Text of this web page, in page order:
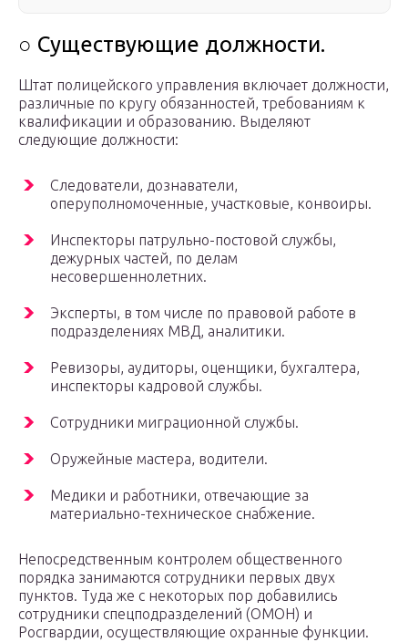
○ Существующие должности.
Штат полицейского управления включает должности,
различные по кругу обязанностей, требованиям к
квалификации и образованию. Выделяют
следующие должности:
Следователи, дознаватели,
оперуполномоченные, участковые, конвоиры.
Инспекторы патрульно-постовой службы,
дежурных частей, по делам
несовершеннолетних.
Эксперты, в том числе по правовой работе в
подразделениях МВД, аналитики.
Ревизоры, аудиторы, оценщики, бухгалтера,
инспекторы кадровой службы.
Сотрудники миграционной службы.
Оружейные мастера, водители.
Медики и работники, отвечающие за
материально-техническое снабжение.
Непосредственным контролем общественного
порядка занимаются сотрудники первых двух
пунктов. Туда же с некоторых пор добавились
сотрудники спецподразделений (ОМОН) и
Росгвардии, осуществляющие охранные функции.